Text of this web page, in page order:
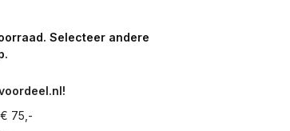
Selecteer andere
75,-